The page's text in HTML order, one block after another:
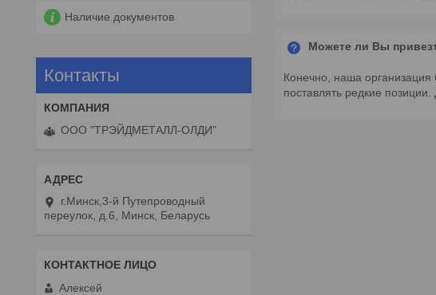
Можете ли Вы
Конечно, наша
поставлять редкие
Наличие документов
Контакты
ООО "ТРЭЙДМЕТАЛЛ-ОЛДИ"
г.Минск,3-й Путепроводный
переулок, д.6, Минск, Беларусь
Алексей